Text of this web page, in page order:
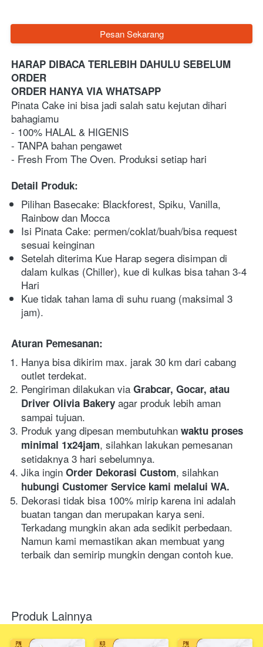
`Pesan Sekarang
HARAP DIBACA TERLEBIH DAHULU SEBELUM
ORDER
ORDER HANYA VIA WHATSAPP
Pinata Cake ini bisa jadi salah satu kejutan dihari
bahagiamu
- 100% HALAL & HIGENIS
- TANPA bahan pengawet
- Fresh From The Oven. Produksi setiap hari
Detail Produk:
Pilihan Basecake: Blackforest, Spiku, Vanilla,
Rainbow dan Mocca
Isi Pinata Cake: permen/coklat/buah/bisa request
sesuai keinginan
Setelah diterima Kue Harap segera disimpan di
dalam kulkas (Chiller), kue di kulkas bisa tahan 3-4
Hari
Kue tidak tahan lama di suhu ruang (maksimal 3
jam).
Aturan Pemesanan:
Hanya bisa dikirim max. jarak 30 km dari cabang
outlet terdekat.
Pengiriman dilakukan via Grabcar, Gocar, atau
Driver Olivia Bakery agar produk lebih aman
sampai tujuan.
Produk yang dipesan membutuhkan waktu proses
minimal 1x24jam, silahkan lakukan pemesanan
setidaknya 3 hari sebelumnya.
Jika ingin Order Dekorasi Custom, silahkan
hubungi Customer Service kami melalui WA.
Dekorasi tidak bisa 100% mirip karena ini adalah
buatan tangan dan merupakan karya seni.
Terkadang mungkin akan ada sedikit perbedaan.
Namun kami memastikan akan membuat yang
terbaik dan semirip mungkin dengan contoh kue.
Produk Lainnya